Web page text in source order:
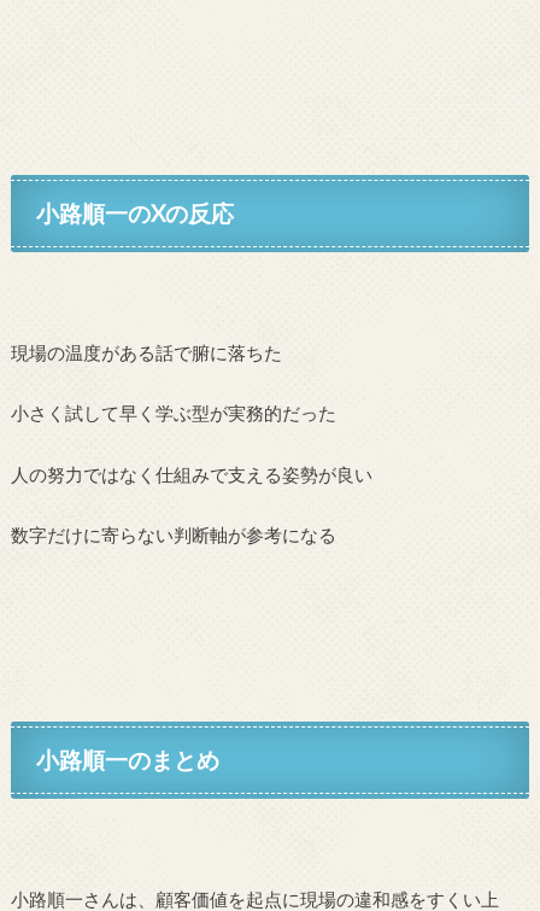
小路順一のXの反応
現場の温度がある話で腑に落ちた
小さく試して早く学ぶ型が実務的だった
人の努力ではなく仕組みで支える姿勢が良い
数字だけに寄らない判断軸が参考になる
小路順一のまとめ
小路順一さんは、顧客価値を起点に現場の違和感をすくい上